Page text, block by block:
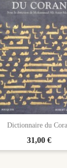
Dictionnaire du
Prix
31,00 €
Aperçu